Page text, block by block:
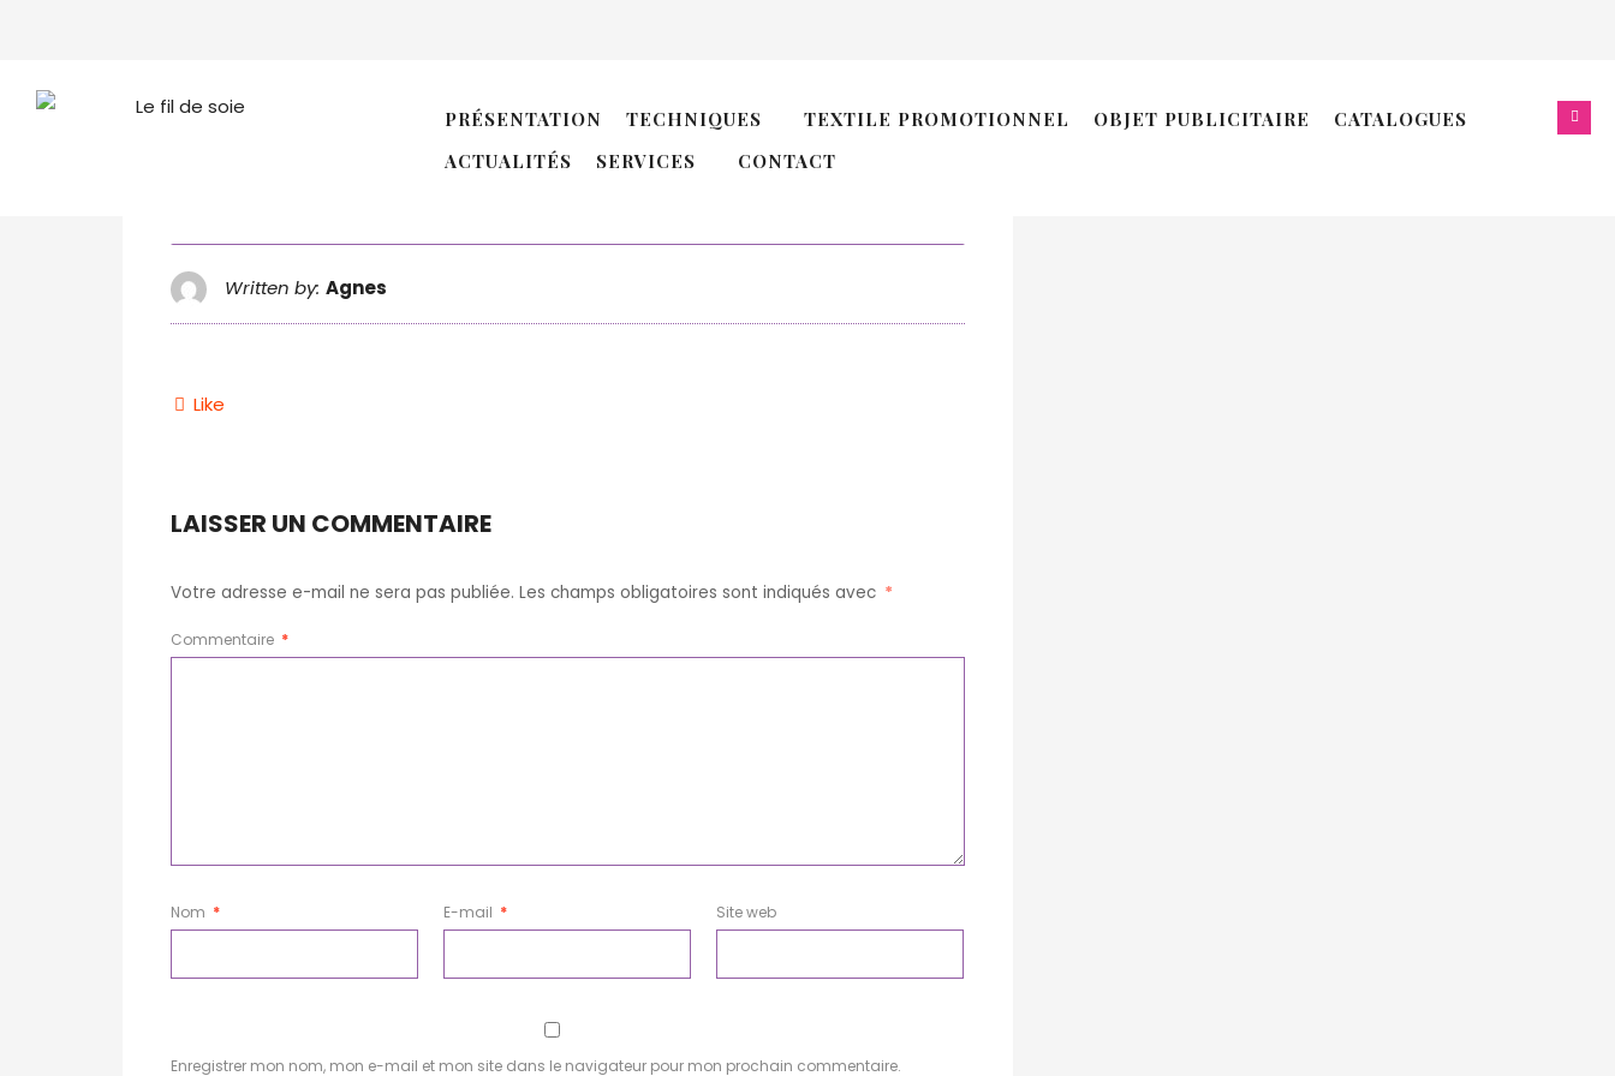
PRÉSENTATION TECHNIQUES TEXTILE PROMOTIONNEL OBJET PUBLICITAIRE
CATALOGUES
ACTUALITÉS
SERVICES CONTACT
testi3
Written by: Agnes
Like
LAISSER UN COMMENTAIRE
Votre adresse e-mail ne sera pas publiée. Les champs obligatoires sont indiqués avec *
Commentaire *
Nom * E-mail * Site web
Enregistrer mon nom, mon e-mail et mon site dans le navigateur pour mon prochain commentaire.